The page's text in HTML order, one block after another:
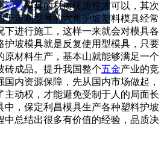
塑料模具的材质优质性才可以，其次
于定制型号的六角护坡塑料模具经常
下进行施工，这样一来就会对模具各
护坡模具就是反复使用型模具，只要
原材料生产，基本山就能够满足一个
砖成品。提升我国整个五金产业的竞
内资源保障，先从国内市场做起，
主动权，才能避免受制于人的局面长
中，保定利昌模具生产各种塑料护坡
中总结出很多有价值的经验，品质决